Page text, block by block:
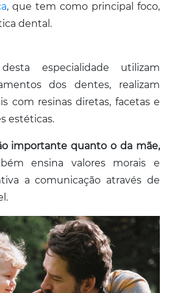
, que tem como principal foco,
dental.
especialidade utilizam
dos dentes, realizam
com resinas diretas, facetas e
estéticas.
importante quanto o da mãe,
ensina valores morais e
a comunicação através de